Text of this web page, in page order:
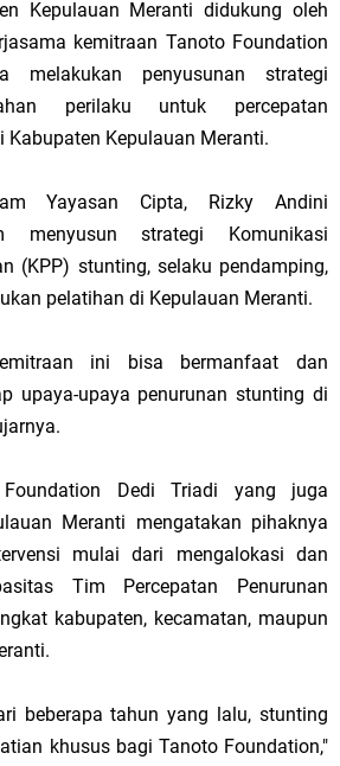
Kepulauan Meranti didukung oleh
kemitraan Tanoto Foundation
melakukan penyusunan strategi
perilaku untuk percepatan
Kabupaten Kepulauan Meranti.
Yayasan Cipta, Rizky Andini
menyusun strategi Komunikasi
(KPP) stunting, selaku pendamping,
pelatihan di Kepulauan Meranti.
ini bisa bermanfaat dan
upaya-upaya penurunan stunting di
Foundation Dedi Triadi yang juga
Meranti mengatakan pihaknya
mulai dari mengalokasi dan
Tim Percepatan Penurunan
kabupaten, kecamatan, maupun
beberapa tahun yang lalu, stunting
khusus bagi Tanoto Foundation,"